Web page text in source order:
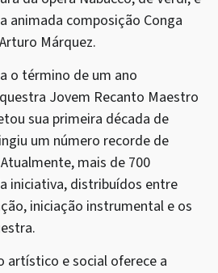
animada composição Conga
Márquez.
o término de um ano
Jovem Recanto Maestro
sua primeira década de
um número recorde de
mais de 700
iniciativa, distribuídos entre
iniciação instrumental e os
artístico e social oferece a